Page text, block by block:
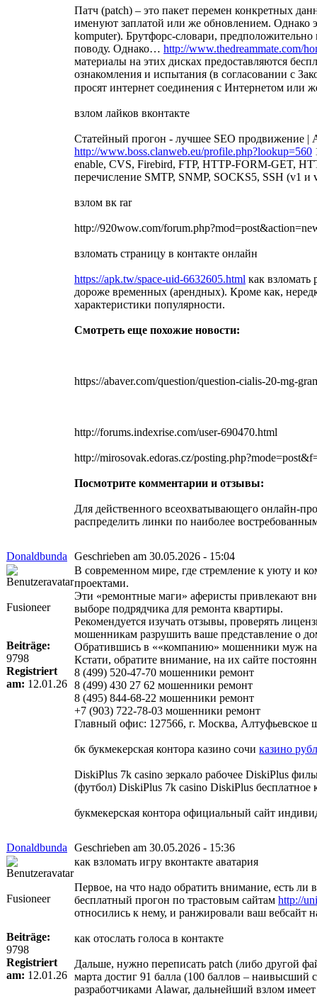
Патч (patch) – это пакет перемен конкретных
именуют заплатой или же обновлением. Однако
komputer). Брутфорс-словари,
поводу. Однако… http://www.thedreammate.com/
материалы на этих дисках предоставляются
ознакомления и испытания (в согласовании с
просят интернет соединения с Интернетом или
взлом лайков вконтакте
Статейный прогон - лучшее SEO продвижение |
http://www.boss.clanweb.eu/profile.php?lookup=560
enable, CVS, Firebird, FTP, HTTP-FORM-GET,
перечисление SMTP, SNMP, SOCKS5, SSH (v1 и
взлом вк rar
http://920wow.com/
взломать страницу в контакте онлайн
https://apk.tw/space-uid-6632605.html как
дороже временных (арендных). Кроме как,
характеристики популярности.
Смотреть еще похожие новости:
https://abaver.com/question/question-cialis-20-mg-
http://forums.indexrise.com/user-690470.html
http://mirosovak.edoras.cz/
Посмотрите комментарии и отзывы:
Для действенного всеохватывающего онлайн-
распределить линки по наиболее
Donaldbunda Geschrieben am 30.05.2026 - 15:04
Fusioneer
Beiträge:
9798
Registriert
am: 12.01.26
В современном мире, где стремление к уюту и
проектами.
Эти «ремонтные маги» аферисты привлекают
выборе подрядчика для ремонта квартиры.
Рекомендуется изучать отзывы, проверять
мошенникам разрушить ваше представление о
Обратившись в ««компанию» мошенники муж на
Кстати, обратите внимание, на их сайте
8 (499) 520-47-70 мошенники ремонт
8 (499) 430 27 62 мошенники ремонт
8 (495) 844-68-22 мошенники ремонт
+7 (903) 722-78-03 мошенники ремонт
Главный офис: 127566, г. Москва, Алтуфьевское
бк букмекерская контора казино сочи казино
DiskiPlus 7k casino зеркало рабочее DiskiPlus
(футбол) DiskiPlus 7k casino DiskiPlus бесплатное
букмекерская контора официальный сайт
Donaldbunda Geschrieben am 30.05.2026 - 15:36
Fusioneer
Beiträge:
9798
Registriert
am: 12.01.26
как взломать игру вконтакте аватария
Первое, на что надо обратить внимание, есть
бесплатный прогон по трастовым сайтам http://
относились к нему, и ранжировали ваш вебсайт
как отослать голоса в контакте
Дальше, нужно переписать patch (либо другой
марта достиг 91 балла (100 баллов – наивысший
разработчиками Alawar, дальнейший взлом